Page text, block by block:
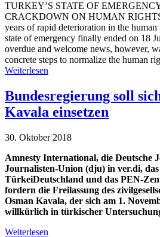
TURKEY’S STATE OF
CRACKDOWN ON HUMAN
years of rapid deterioration in the human
state of emergency finally ended on 18
overdue and welcome news, however,
concrete steps to normalize the human
Weiterlesen
Bundesregierung soll
Kavala einsetzen
30. Oktober 2018
Amnesty International, die Deutsche
Journalisten-Union (dju) in ver.di,
TürkeiDeutschland und das PEN-
fordern die Freilassung des
Osman Kavala, der sich am 1.
willkürlich in türkischer
Weiterlesen